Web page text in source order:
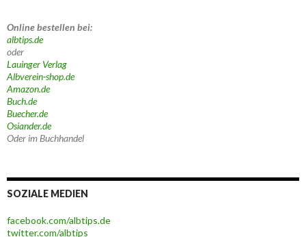
Online bestellen bei:
albtips.de
oder
Lauinger Verlag
Albverein-shop.de
Amazon.de
Buch.de
Buecher.de
Osiander.de
Oder im Buchhandel
SOZIALE MEDIEN
facebook.com/albtips.de
twitter.com/albtips